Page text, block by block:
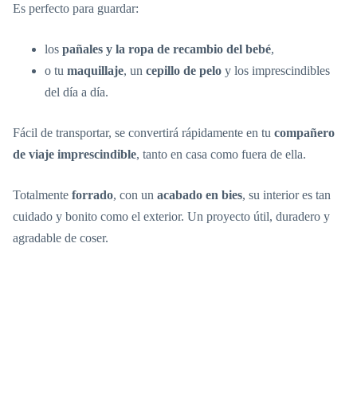
Es perfecto para guardar:
los pañales y la ropa de recambio del bebé,
o tu maquillaje, un cepillo de pelo y los imprescindibles
del día a día.
Fácil de transportar, se convertirá rápidamente en tu compañero
de viaje imprescindible, tanto en casa como fuera de ella.
Totalmente forrado, con un acabado en bies, su interior es tan
cuidado y bonito como el exterior. Un proyecto útil, duradero y
agradable de coser.